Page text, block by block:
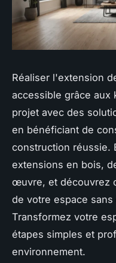
Réaliser l'extension
accessible grâce aux
projet avec des
en bénéficiant de
construction réussie.
extensions en bois,
œuvre, et découvrez
de votre espace
Transformez votre
étapes simples et
environnement.